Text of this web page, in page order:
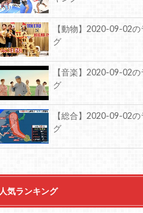
【動物】2020-09-02
グ
【音楽】2020-09-02
グ
【総合】2020-09-02
グ
人気ランキング